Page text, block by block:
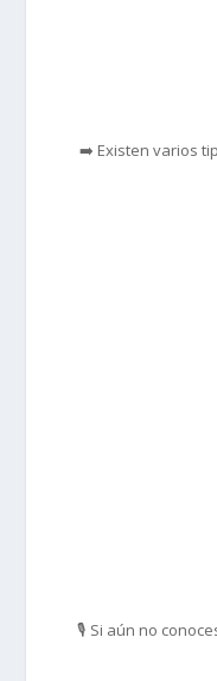
➡️ Existen varios
🎙️ Si aún no